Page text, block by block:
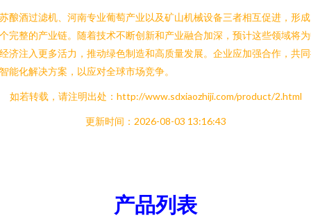
酿酒过滤机、河南专业葡萄产业以及矿山机械设备三者相互促进，形
完整的产业链。随着技术不断创新和产业融合加深，预计这些领域将
济注入更多活力，推动绿色制造和高质量发展。企业应加强合作，共
能化解决方案，以应对全球市场竞争。
如若转载，请注明出处：http://www.sdxiaozhiji.com/product/2.html
更新时间：2026-08-03 13:16:43
产品列表